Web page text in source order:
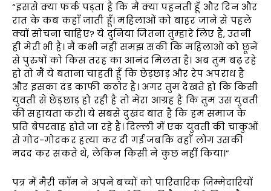
“इससे क्या फर्क पड़ता है कि मैं क्या पहनती हूँ और दिन और
रात के कब कहाँ जाती हूँ। महिलाओं को बाहर जाने से पहले
क्यों सोचना चाहिए? ये दुनिया जितना तुम्हारे लिए है, उतनी
ही मेरी भी है। मैं कभी नहीं समझ सकी कि महिलाओं को छूने
से पुरुषों को किस तरह का आनंद मिलता है। अब तुम बढ़ रहे
हो तो मैं ये बताना चाहती हूँ कि छेड़छाड़ और रेप अपराध है
और इसका दंड काफी कठोर है। अगर तुम देखते हो कि किसी
युवती से छेड़छाड़ हो रही है तो मेरा आग्रह है कि तुम उस युवती
की सहायता करो। ये सबसे दुखद बात है कि हम समाज के
प्रति बेपरवाह होते जा रहे हैं। दिल्ली में एक युवती की चाकुओं
से गोद-गोदकर हत्या कर दी गई जबकि वहाँ लोग उसकी
मदद कर सकते थे, लेकिन किसी ने कुछ नहीं किया।”
पत्र में मैरी कॉम ने अपने बच्चों को पारिवारिक जिम्मेदारियों